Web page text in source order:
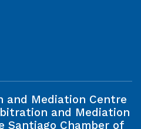
and Mediation Centre
and Mediation
Santiago Chamber of